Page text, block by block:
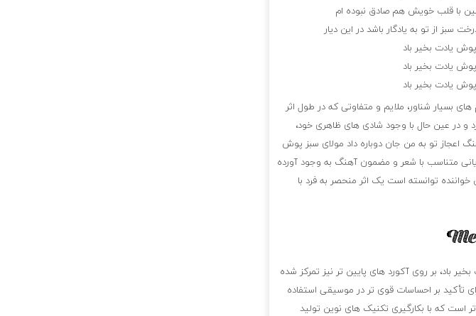
با قلب خویش هم صادق نبوده ام
از تو به یادگار باشد در این دیار
یادت بخیر باد
یادت بخیر باد
یادت بخیر باد
بسیار شناور، ملایم و متفاوتی که در طول اثر
و در عین حال با وجود شادی های ظاهری خود،
تو به من جان دوباره داد مولای سبز پوش
متناسب با شعر و مضمون آهنگ به وجود آورده
توانسته است یک اثر منحصر به فرد با
باد، بر روی آکورد های پایین تر نیز تمرکز شده
تأکید بر احساسات قوی تر در موسیقی استفاده
که با بکارگیری تکنیک های نوین تولید